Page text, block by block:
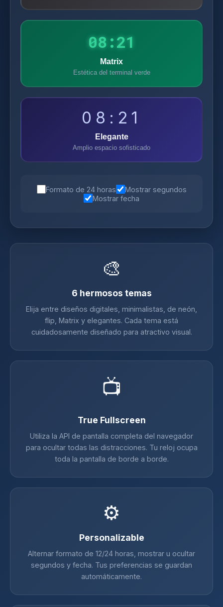
08:21
Matrix
Estética del terminal verde
08:21
Elegante
Amplio espacio sofisticado
Formato de 24 horas
Mostrar segundos
Mostrar fecha
🎨
6 hermosos temas
Elija entre diseños digitales, minimalistas, de neón,
flip, Matrix y elegantes. Cada tema está
cuidadosamente diseñado para atractivo visual.
📺
True Fullscreen
Utiliza la API de pantalla completa del navegador
para ocultar todas las distracciones. Tu reloj ocupa
toda la pantalla de borde a borde.
⚙️
Personalizable
Alternar formato de 12/24 horas, mostrar u ocultar
segundos y fecha. Tus preferencias se guardan
automáticamente.